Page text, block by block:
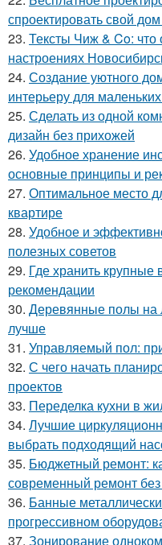
спроектировать свой
23. Тексты Чиж & Co: что
настроениях
24. Создание уютного
интерьеру для
25. Сделать из одной
дизайн без прихожей
26. Удобное хранение
основные принципы и
27. Оптимальное место
квартире
28. Удобное и
полезных советов
29. Где хранить
рекомендации
30. Деревянные полы на
лучше
31. Управляемый пол:
32. С чего начать
проектов
33. Переделка кухни в
34. Лучшие
выбрать подходящий
35. Бюджетный ремонт:
современный ремонт
36. Банные
прогрессивном
37. Зонирование